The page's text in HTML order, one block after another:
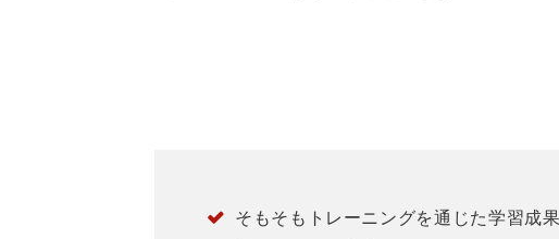
そもそもトレーニングを通じた学習成